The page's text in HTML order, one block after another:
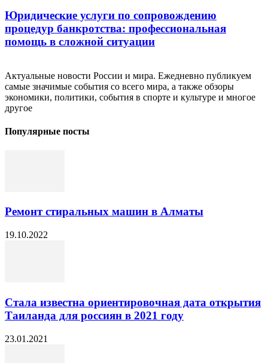
Юридические услуги по сопровождению
процедур банкротства: профессиональная
помощь в сложной ситуации
Актуальные новости России и мира. Ежедневно публикуем
самые значимые события со всего мира, а также обзоры
экономики, политики, события в спорте и культуре и многое
другое
Популярные посты
Ремонт стиральных машин в Алматы
19.10.2022
Стала известна ориентировочная дата открытия
Таиланда для россиян в 2021 году
23.01.2021